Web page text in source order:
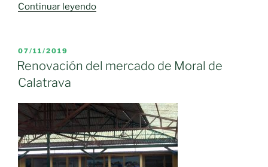
Continuar leyendo«Recuerdos
Mercado»
PUBLICADO
EL
07/11/2019
Renovación del mercado de Moral de
Calatrava